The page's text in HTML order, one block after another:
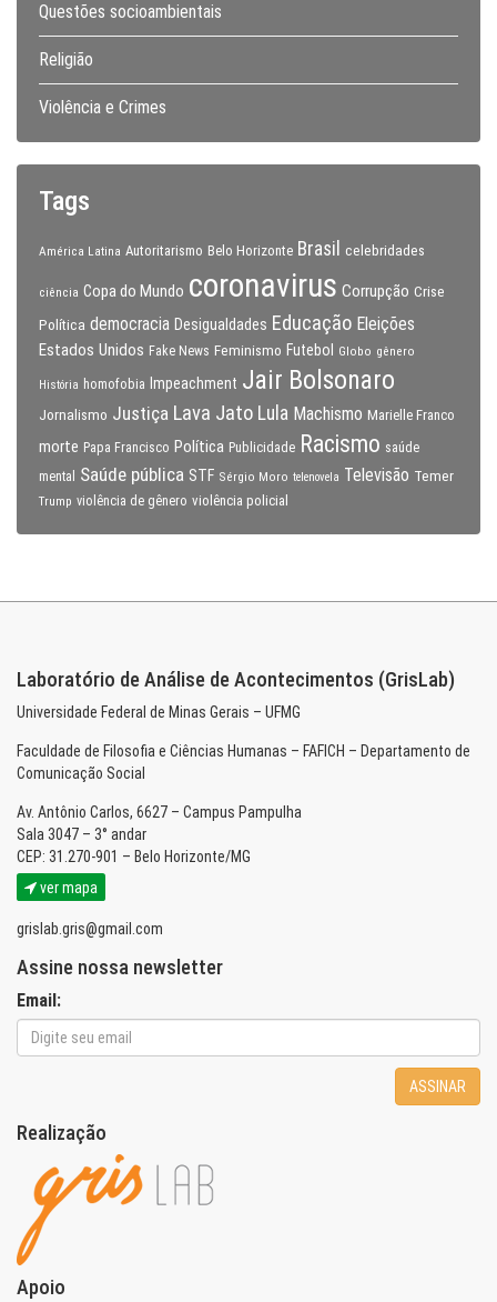
Questões socioambientais
Religião
Violência e Crimes
Tags
América Latina Autoritarismo Belo Horizonte Brasil celebridades
ciência Copa do Mundo coronavirus Corrupção Crise
Política democracia Desigualdades Educação Eleições
Estados Unidos Fake News Feminismo Futebol Globo gênero
História homofobia Impeachment Jair Bolsonaro
Jornalismo Justiça Lava Jato Lula Machismo Marielle Franco
morte Papa Francisco Política Publicidade Racismo saúde
mental
Saúde pública STF Sérgio Moro telenovela Televisão Temer
Trump violência de gênero violência policial
Laboratório de Análise de Acontecimentos (GrisLab)
Universidade Federal de Minas Gerais – UFMG
Faculdade de Filosofia e Ciências Humanas – FAFICH – Departamento de
Comunicação Social
Av. Antônio Carlos, 6627 – Campus Pampulha
Sala 3047 – 3° andar
CEP: 31.270-901 – Belo Horizonte/MG
ver mapa
grislab.gris@gmail.com
Assine nossa newsletter
Email:
ASSINAR
Realização
Apoio